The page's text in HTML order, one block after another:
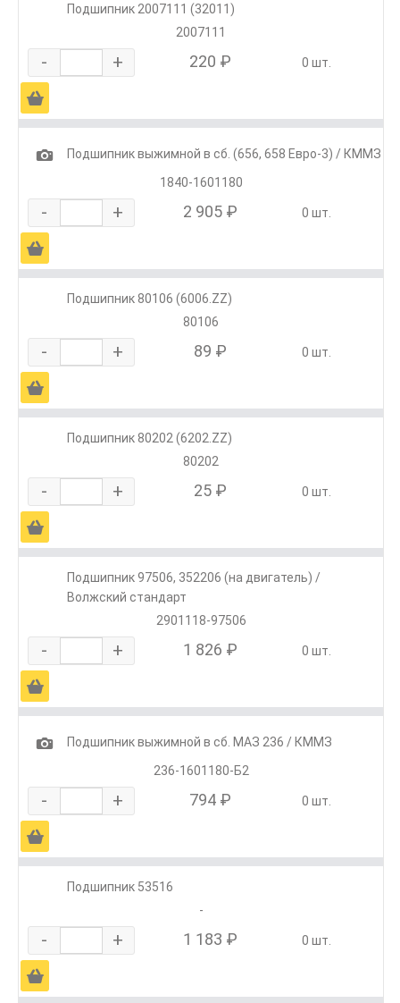
Подшипник 2007111 (32011)
2007111
- + 220 ₽ 0 шт.
Ä
1
Подшипник выжимной в сб. (656, 658 Евро-3) / КММЗ
1840-1601180
- + 2 905 ₽ 0 шт.
Ä
Подшипник 80106 (6006.ZZ)
80106
- + 89 ₽ 0 шт.
Ä
Подшипник 80202 (6202.ZZ)
80202
- + 25 ₽ 0 шт.
Ä
Подшипник 97506, 352206 (на двигатель) /
Волжский стандарт
2901118-97506
- + 1 826 ₽ 0 шт.
Ä
1
Подшипник выжимной в сб. МАЗ 236 / КММЗ
236-1601180-Б2
- + 794 ₽ 0 шт.
Ä
Подшипник 53516
-
- + 1 183 ₽ 0 шт.
Ä